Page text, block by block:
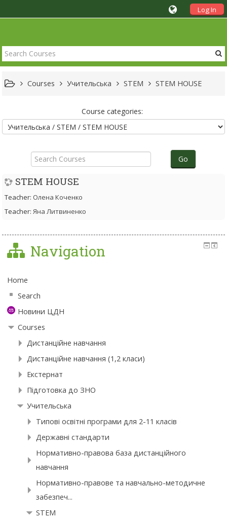
Log In
Courses Учительська STEM STEM HOUSE
Course categories:
Courses
Go
STEM HOUSE
Teacher: Олена Коченко
Teacher:Яна Литвиненко
Navigation
Home
Search
Новини ЦДН
Courses
Дистанційне навчання
Дистанційне навчання (1,2 класи)
Екстернат
Підготовка до ЗНО
Учительська
Типові освітні програми для 2-11 класів
Державні стандарти
Нормативно-правова база дистанційного
навчання
Нормативно-правове та навчально-методичне
забезпеч...
STEM